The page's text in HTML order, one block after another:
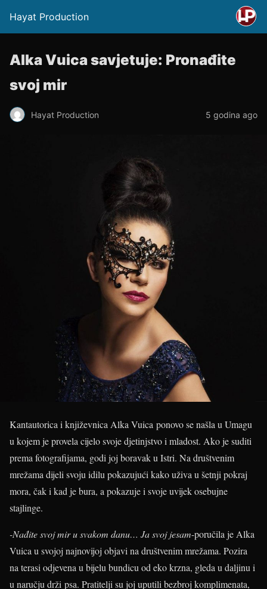
Hayat Production
Alka Vuica savjetuje: Pronađite
svoj mir
Hayat Production 5 godina ago
Kantautorica i književnica Alka Vuica ponovo se našla u Umagu
u kojem je provela cijelo svoje djetinjstvo i mladost. Ako je suditi
prema fotografijama, godi joj boravak u Istri. Na društvenim
mrežama dijeli svoju idilu pokazujući kako uživa u šetnji pokraj
mora, čak i kad je bura, a pokazuje i svoje uvijek osebujne
stajlinge.
-Nađite svoj mir u svakom danu… Ja svoj jesam-poručila je Alka
Vuica u svojoj najnovijoj objavi na društvenim mrežama. Pozira
na terasi odjevena u bijelu bundicu od eko krzna, gleda u daljinu i
u naručju drži psa. Pratitelji su joj uputili bezbroj komplimenata,